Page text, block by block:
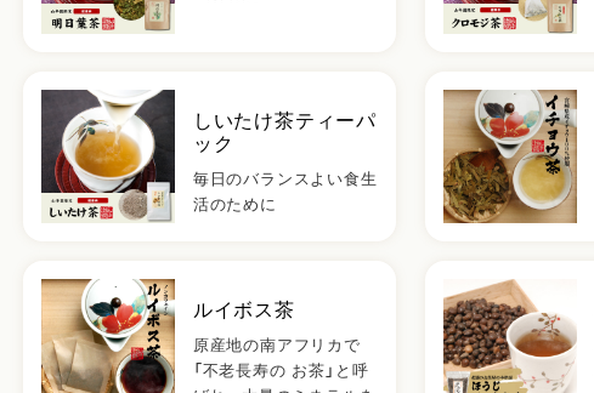
しいたけ茶ティーパ
ック
毎日のバランスよい食生
活のために
ルイボス茶
原産地の南アフリカで
「不老長寿の お茶」と呼